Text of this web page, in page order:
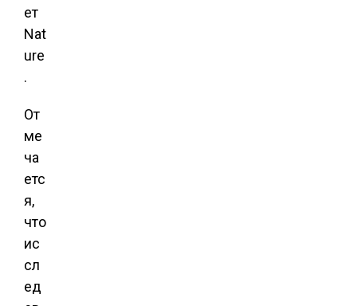
ет
Nat
ure
.
От
ме
ча
етс
я,
что
ис
сл
ед